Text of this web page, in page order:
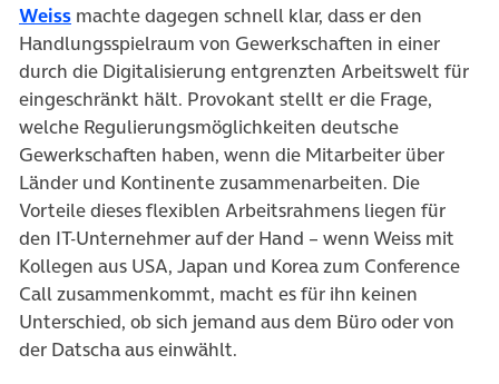
Weiss machte dagegen schnell klar, dass er den
Handlungsspielraum von Gewerkschaften in einer
durch die Digitalisierung entgrenzten Arbeitswelt für
eingeschränkt hält. Provokant stellt er die Frage,
welche Regulierungsmöglichkeiten deutsche
Gewerkschaften haben, wenn die Mitarbeiter über
Länder und Kontinente zusammenarbeiten. Die
Vorteile dieses flexiblen Arbeitsrahmens liegen für
den IT-Unternehmer auf der Hand – wenn Weiss mit
Kollegen aus USA, Japan und Korea zum Conference
Call zusammenkommt, macht es für ihn keinen
Unterschied, ob sich jemand aus dem Büro oder von
der Datscha aus einwählt.